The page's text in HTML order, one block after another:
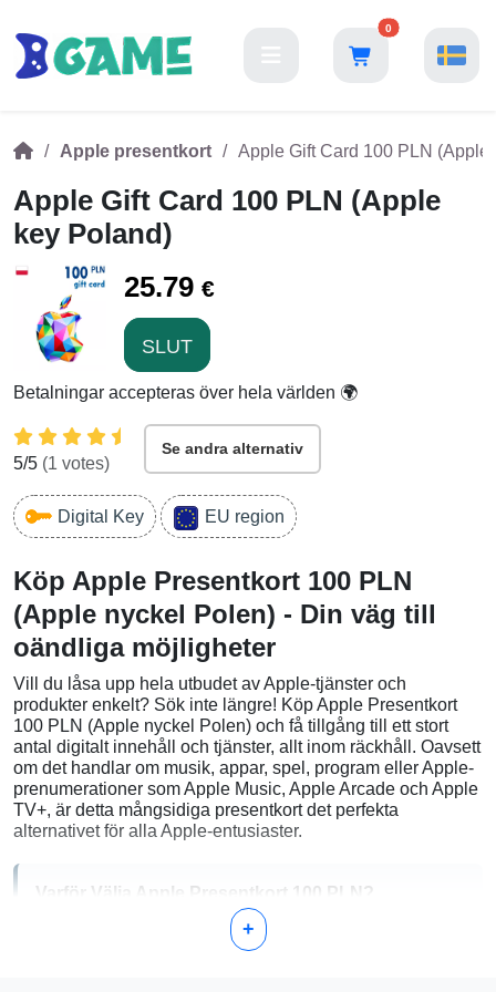
0
Apple presentkort Apple Gift Card 100 PLN (Apple
Apple Gift Card 100 PLN (Apple
key Poland)
25.79 €
SLUT
Betalningar accepteras över hela världen 🌍
5/5 (1 votes)
Se andra alternativ
Digital Key EU region
Köp Apple Presentkort 100 PLN
(Apple nyckel Polen) - Din väg till
oändliga möjligheter
Vill du låsa upp hela utbudet av Apple-tjänster och
produkter enkelt? Sök inte längre! Köp Apple Presentkort
100 PLN (Apple nyckel Polen) och få tillgång till ett stort
antal digitalt innehåll och tjänster, allt inom räckhåll. Oavsett
om det handlar om musik, appar, spel, program eller Apple-
prenumerationer som Apple Music, Apple Arcade och Apple
TV+, är detta mångsidiga presentkort det perfekta
alternativet för alla Apple-entusiaster.
Varför Välja Apple Presentkort 100 PLN?
Mångsidig Användning:
Använd ditt presentkort för
+